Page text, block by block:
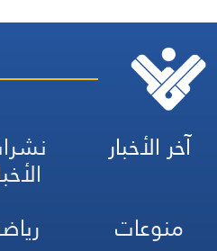
آخر الأخبار
منوعات